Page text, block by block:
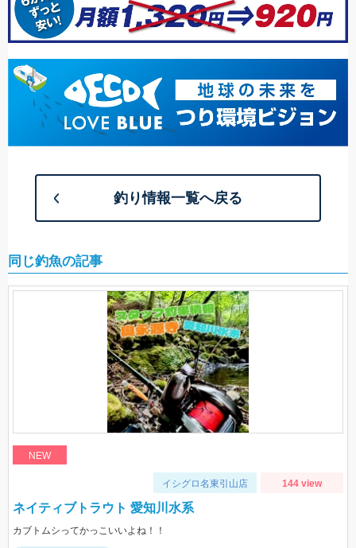
釣り情報一覧へ戻る
同じ釣魚の記事
NEW
イシグロ名東引山店 144 view
ネイティブトラウト 愛知川水系
カブトムシってかっこいいよね！！